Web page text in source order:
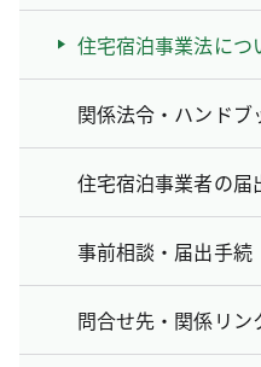
住宅宿泊事業法につ
関係法令・ハンドブ
住宅宿泊事業者の届
事前相談・届出手続
問合せ先・関係リン